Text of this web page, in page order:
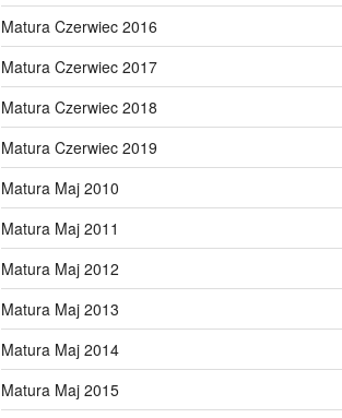
Matura Czerwiec 2016
Matura Czerwiec 2017
Matura Czerwiec 2018
Matura Czerwiec 2019
Matura Maj 2010
Matura Maj 2011
Matura Maj 2012
Matura Maj 2013
Matura Maj 2014
Matura Maj 2015